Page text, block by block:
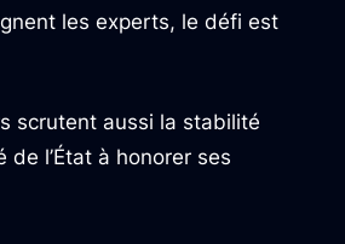
les experts, le défi est
scrutent aussi la stabilité
l’État à honorer ses